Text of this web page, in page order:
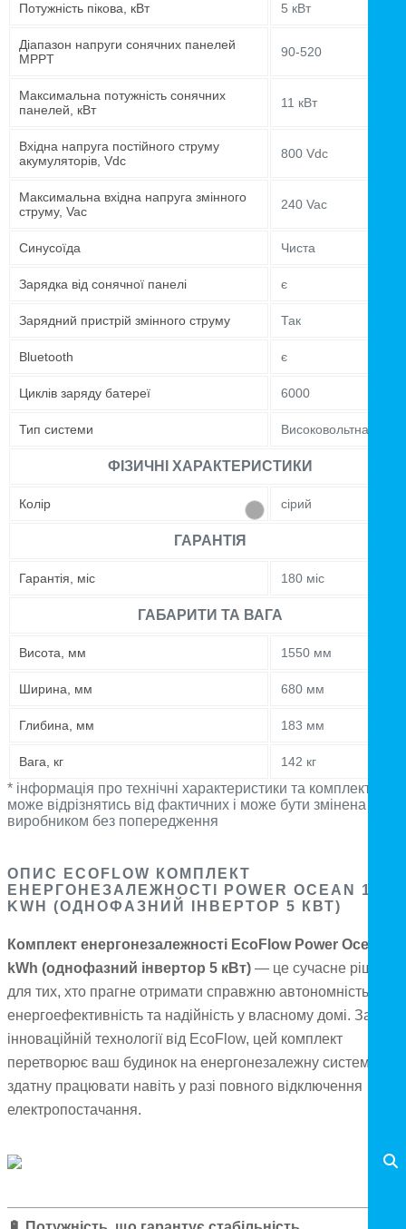
Потужність пікова, кВт 5 кВт
Діапазон напруги сонячних панелей
MPPT
90-520
Максимальна потужність сонячних
панелей, кВт
11 кВт
Вхідна напруга постійного струму
акумуляторів, Vdc
800 Vdc
Максимальна вхідна напруга змінного
струму, Vac
240 Vac
Синусоїда Чиста
Зарядка від сонячної панелі є
Зарядний пристрій змінного струму Так
Bluetooth є
Циклів заряду батереї 6000
Тип системи Високовольтна
ФІЗИЧНІ ХАРАКТЕРИСТИКИ
Колір сірий
ГАРАНТІЯ
Гарантія, міс 180 міс
ГАБАРИТИ ТА ВАГА
Висота, мм 1550 мм
Ширина, мм 680 мм
Глибина, мм 183 мм
Вага, кг 142 кг
* інформація про технічні характеристики та комплектацію
може відрізнятись від фактичних і може бути змінена
виробником без попередження
ОПИС ECOFLOW КОМПЛЕКТ
ЕНЕРГОНЕЗАЛЕЖНОСТІ POWER OCEAN 10
KWH (ОДНОФАЗНИЙ ІНВЕРТОР 5 КВТ)
Комплект енергонезалежності EcoFlow Power Ocean 10
kWh (однофазний інвертор 5 кВт) — це сучасне рішення
для тих, хто прагне отримати справжню автономність,
енергоефективність та надійність у власному домі.
інноваційній технології від EcoFlow, цей комплект
перетворює ваш будинок на енергонезалежну систему,
здатну працювати навіть у разі повного відключення
електропостачання.